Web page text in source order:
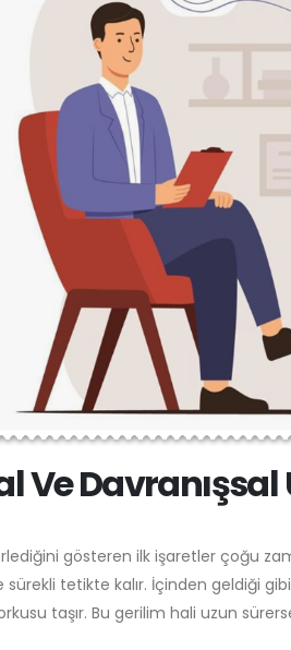
Ve Davranışsal
gösteren ilk işaretler çoğu
tetikte kalır. İçinden geldiği
taşır. Bu gerilim hali uzun